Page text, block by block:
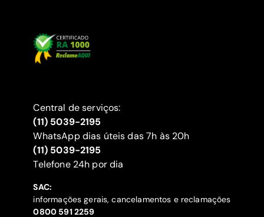
Central de serviços:
(11) 5039-2195
WhatsApp dias úteis das 7h às 20h
(11) 5039-2195
‍Telefone 24h por dia
SAC:
informações gerais, cancelamentos e reclamações
‍0800 591 2259